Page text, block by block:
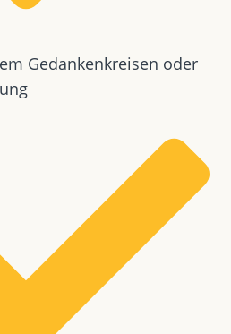
Gedankenkreisen oder